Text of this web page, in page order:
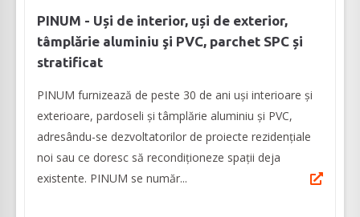
PINUM - Uși de interior, uși de exterior,
tâmplărie aluminiu şi PVC, parchet SPC și
stratificat
PINUM furnizează de peste 30 de ani uși interioare şi
exterioare, pardoseli şi tâmplărie aluminiu şi PVC,
adresându-se dezvoltatorilor de proiecte rezidențiale
noi sau ce doresc să recondiționeze spații deja
existente. PINUM se număr...